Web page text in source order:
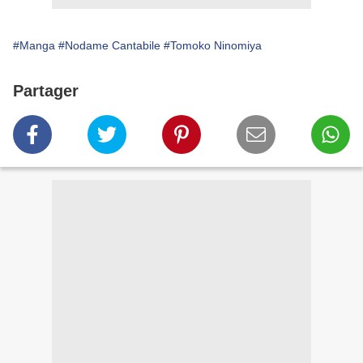
#Manga #Nodame Cantabile #Tomoko Ninomiya
Partager